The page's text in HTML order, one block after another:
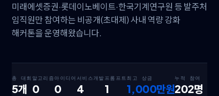
미래에셋증권·롯데이노베이트·한국기계연구원 등 발주처
임직원만 참여하는 비공개(초대제) 사내 역량 강화
해커톤을 운영해왔습니다.
총 대회
5개
알고리즘
0
아이디어
0
서비스개발
4
프롬프트
1
최고 상금
1,000만원
누적 참여
202명